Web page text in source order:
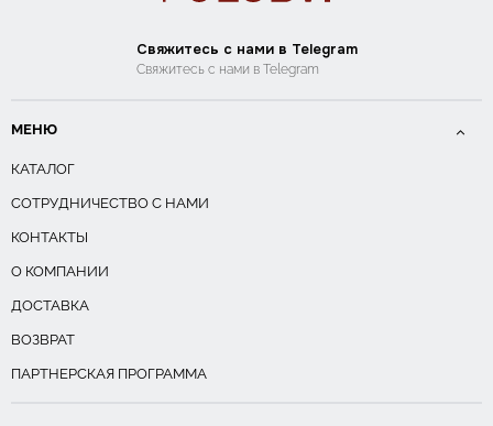
Свяжитесь с нами в Telegram
Свяжитесь с нами в Telegram
МЕНЮ
КАТАЛОГ
СОТРУДНИЧЕСТВО С НАМИ
КОНТАКТЫ
О КОМПАНИИ
ДОСТАВКА
ВОЗВРАТ
ПАРТНЕРСКАЯ ПРОГРАММА